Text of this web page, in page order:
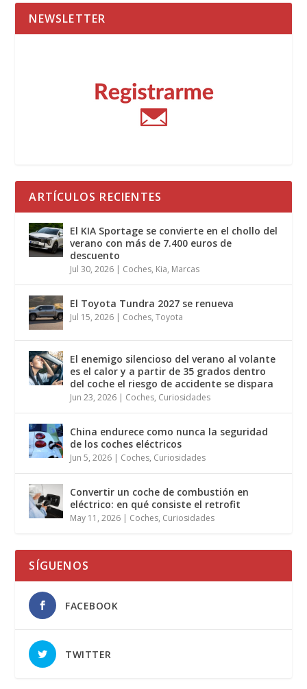
NEWSLETTER
ARTÍCULOS RECIENTES
El KIA Sportage se convierte en el chollo del
verano con más de 7.400 euros de
descuento
Jul 30, 2026 | Coches, Kia, Marcas
El Toyota Tundra 2027 se renueva
Jul 15, 2026 | Coches,Toyota
El enemigo silencioso del verano al volante
es el calor y a partir de 35 grados dentro
del coche el riesgo de accidente se dispara
Jun 23, 2026 | Coches, Curiosidades
China endurece como nunca la seguridad
de los coches eléctricos
Jun 5, 2026 | Coches, Curiosidades
Convertir un coche de combustión en
eléctrico: en qué consiste el retrofit
May 11, 2026 | Coches, Curiosidades
SÍGUENOS
FACEBOOK
TWITTER